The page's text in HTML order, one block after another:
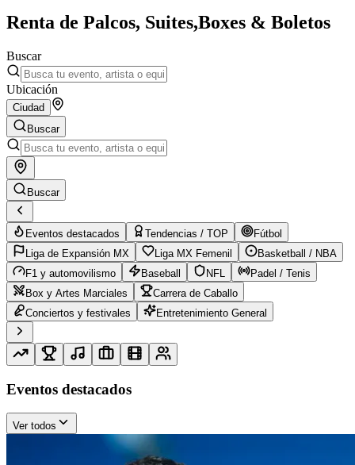
Renta de Palcos, Suites,Boxes & Boletos
Buscar
Ubicación
Ciudad
Buscar
Buscar
Eventos destacados Tendencias / TOP
Fútbol
Liga de Expansión MX
Liga MX Femenil
Basketball / NBA
F1 y automovilismo
Baseball NFL
Padel / Tenis
Box y Artes Marciales
Carrera de Caballo
Conciertos y festivales
Entretenimiento General
Eventos destacados
Ver todos